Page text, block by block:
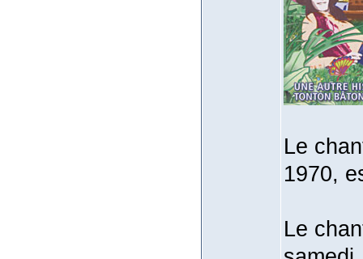
Le
1970,
Le